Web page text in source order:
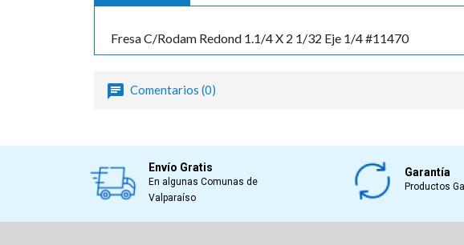
Fresa C/Rodam Redond 1.1/4 X 2 1/32 Eje 1/4 #11470
Comentarios (0)
Envío Gratis
En algunas Comunas de
Valparaíso
Garantía
Productos